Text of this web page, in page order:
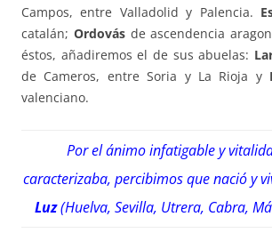
Campos, entre Valladolid y Palencia.
catalán; Ordovás de ascendencia
éstos, añadiremos el de sus abuelas:
de Cameros, entre Soria y La Rioja y
valenciano.
Por el ánimo infatigable y
caracterizaba, percibimos que nació y
Luz(Huelva, Sevilla, Utrera, Cabra,